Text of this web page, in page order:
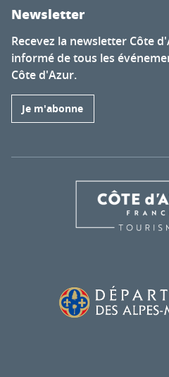
Newsletter
Recevez la newsletter Côte
informé de tous les
Côte d'Azur.
Je m'abonne